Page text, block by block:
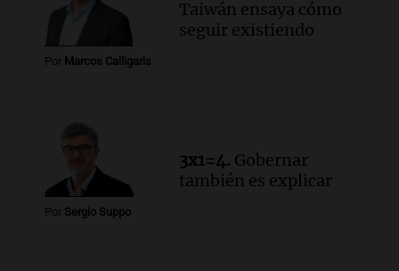
de Casa del Encuentro
Panorama Federal
Episodios
Santa Fe reactivará 1.500
Panorama Federal
Episodios
Audio. Debate en el Senado por la ley de
propiedad privada genera preocupación
y críticas entre senadores
Por Marcos Calligaris
Taiwán ensaya cómo
seguir existiendo
Por Sergio Suppo
3x1=4. Gobernar
también es explicar